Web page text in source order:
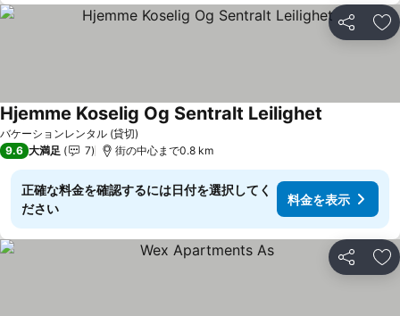
シェア お
バケーションレンタル (貸切)
Hjemme Koselig Og Sentralt Leilighet
9.6 大満足 7 街の中心まで0.8 km
正確な料金を確認するには日付を選択してく
ださい
料金を表示
シェア お